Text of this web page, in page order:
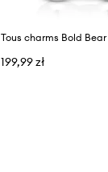
Tous charms Bold Bear
199,99 zł